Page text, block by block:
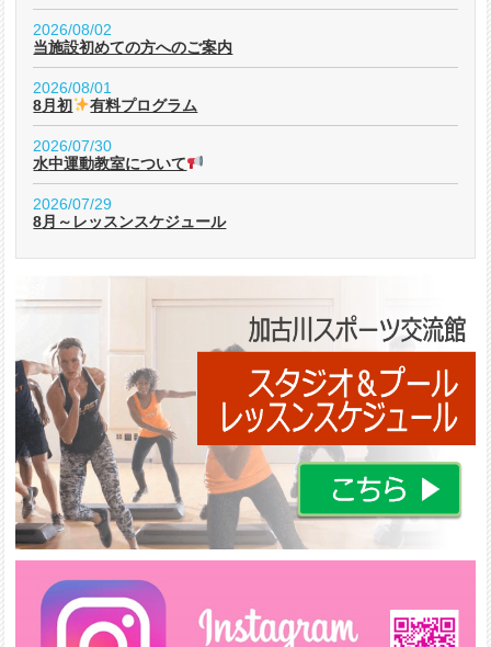
2026/08/02
当施設初めての方へのご案内
2026/08/01
8月初
有料プログラム
2026/07/30
水中運動教室について
2026/07/29
8月～レッスンスケジュール